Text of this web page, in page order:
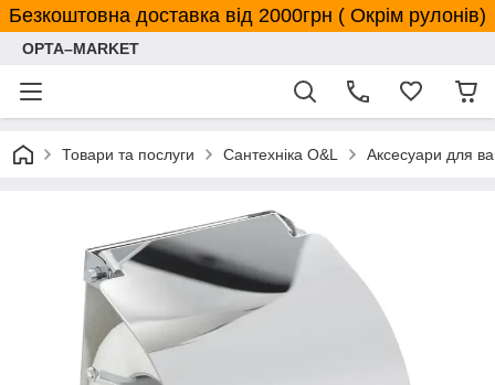
Безкоштовна доставка від 2000грн ( Окрім рулонів)
OPTA–MARKET
Товари та послуги Сантехніка O&L Аксесуари для